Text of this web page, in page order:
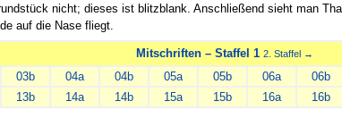
nicht; dieses ist blitzblank. Anschließend sieht man
auf die Nase fliegt.
Mitschriften – Staffel 1 2. Staffel →
03b 04a 04b 05a 05b 06a 06b
13b 14a 14b 15a 15b 16a 16b